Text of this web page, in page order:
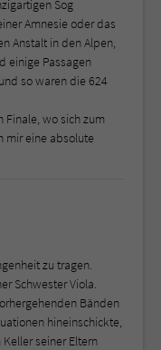
Sog
Amnesie oder das
Anstalt in den Alpen,
einige Passagen
so waren die 624
wo sich zum
mir eine absolute
zu tragen.
Schwester Viola.
Bänden
hineinschickte,
seiner Eltern